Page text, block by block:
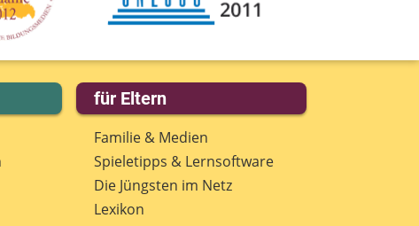
für Eltern
Familie & Medien
Spieletipps & Lernsoftware
Die Jüngsten im Netz
Lexikon